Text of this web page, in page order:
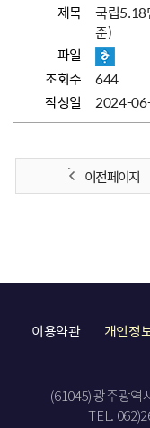
제목
국립5.18
준)
파일
조회수
644
작성일
2024-
이전 페이지
이용약관 개인정
(61045) 광주광역
TEL.